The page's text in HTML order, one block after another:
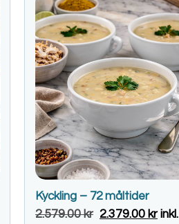
Kyckling – 72 måltider
2.579.00kr 2.379.00 krinkl.